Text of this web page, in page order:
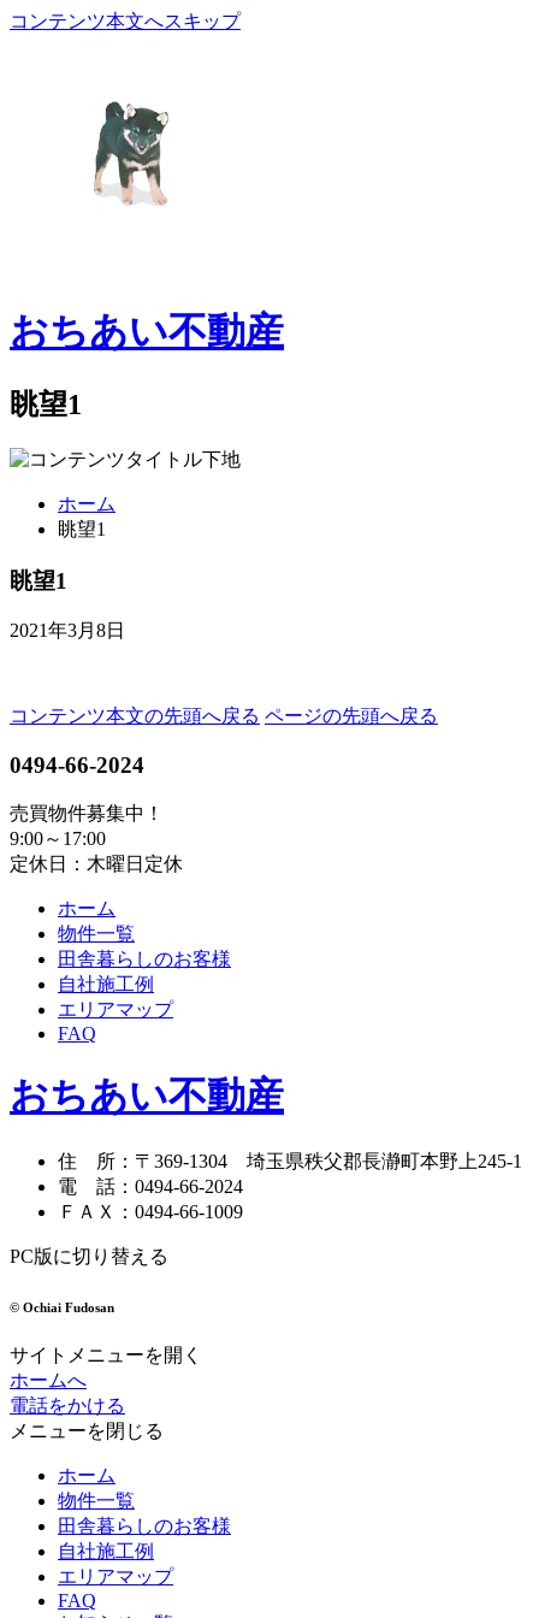
コンテンツ本文へスキップ
おちあい不動産
眺望1
ホーム
眺望1
眺望1
2021年3月8日
コンテンツ本文の先頭へ戻る ページの先頭へ戻る
0494-66-2024
売買物件募集中！
9:00～17:00
定休日：木曜日定休
ホーム
物件一覧
田舎暮らしのお客様
自社施工例
エリアマップ
FAQ
おちあい不動産
住 所 ： 〒369-1304 埼玉県秩父郡長瀞町本野上245-1
電 話 ： 0494-66-2024
ＦＡＸ
： 0494-66-1009
PC版に切り替える
© Ochiai Fudosan
サイトメニューを開く
ホームへ
電話をかける
メニューを閉じる
ホーム
物件一覧
田舎暮らしのお客様
自社施工例
エリアマップ
FAQ